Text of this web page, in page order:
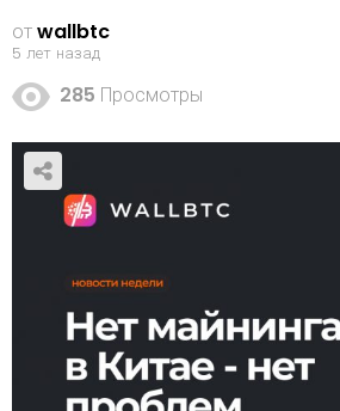
отwallbtc
5 лет назад
285 Просмотры